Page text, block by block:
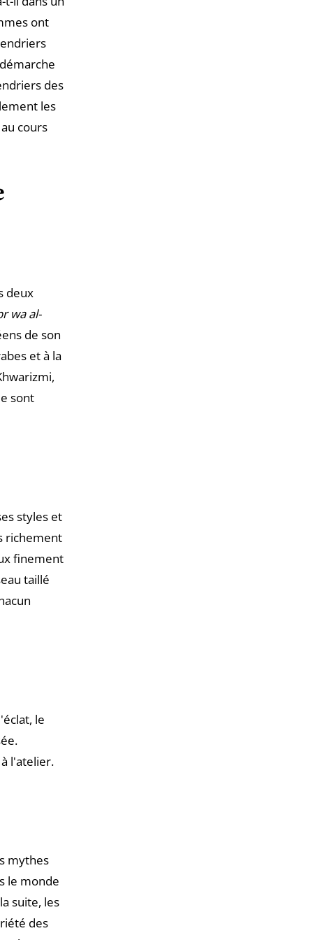
ont
des
les
cours
deux
wa al-
de son
et à la
sont
styles et
richement
finement
taillé
le
l'atelier.
mythes
le monde
suite, les
des